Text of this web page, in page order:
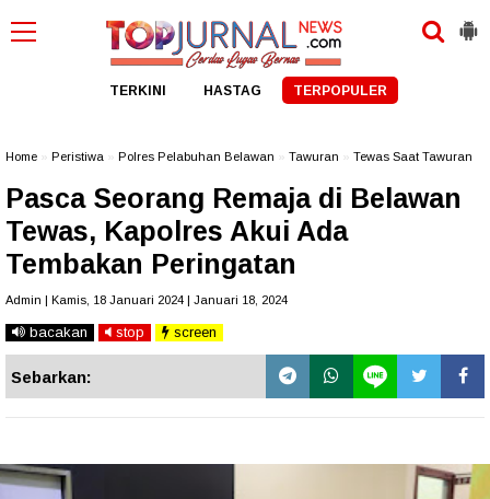
TERKINI HASTAG TERPOPULER
Home Peristiwa Polres Pelabuhan Belawan Tawuran Tewas Saat Tawuran
Pasca Seorang Remaja di Belawan
Tewas, Kapolres Akui Ada
Tembakan Peringatan
Admin | Kamis, 18 Januari 2024 | Januari 18, 2024
bacakan stop screen
Sebarkan: